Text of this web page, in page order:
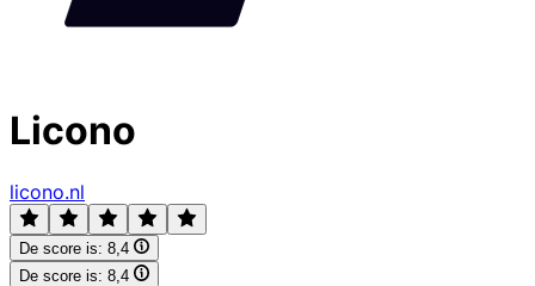
Licono
licono.nl
De score is: 8,4
De score is: 8,4